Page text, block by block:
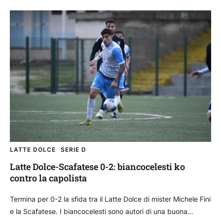
LATTE DOLCE SERIE D
Latte Dolce-Scafatese 0-2: biancocelesti ko
contro la capolista
Termina per 0-2 la sfida tra il Latte Dolce di mister Michele Fini
e la Scafatese. I biancocelesti sono autori di una buona